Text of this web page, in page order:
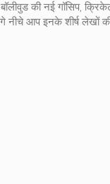
की नई गॉसिप,
नीचे आप इनके शीर्ष